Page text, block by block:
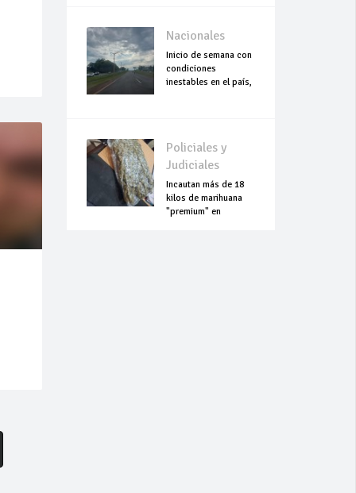
Nacionales
Inicio de semana con
condiciones
inestables en el país,
Policiales y
Judiciales
Incautan más de 18
kilos de marihuana
"premium" en